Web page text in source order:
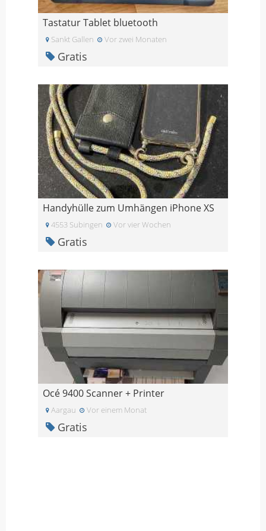
Tastatur Tablet bluetooth
Sankt Gallen Vor zwei Monaten
Gratis
Handyhülle zum Umhängen iPhone XS
4553 Subingen Vor vier Wochen
Gratis
Océ 9400 Scanner + Printer
Aargau Vor einem Monat
Gratis